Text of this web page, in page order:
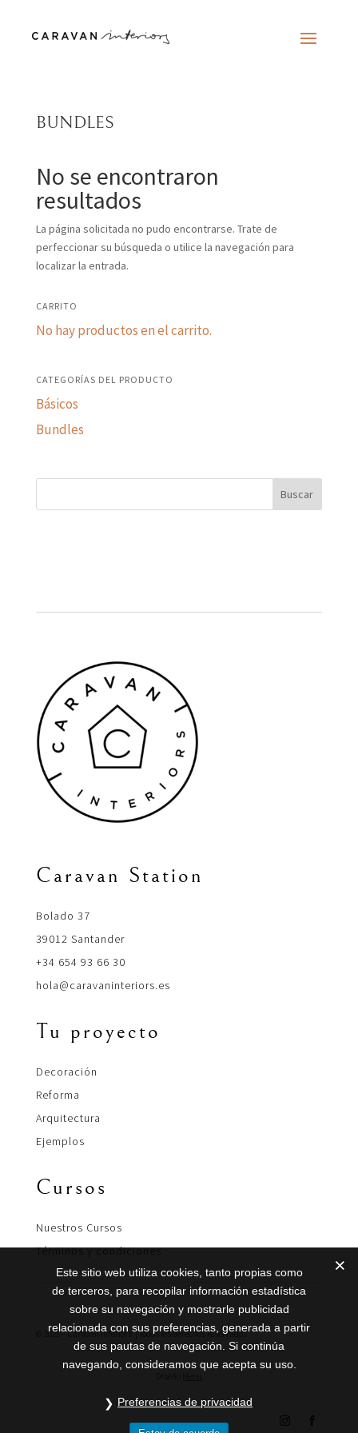
BUNDLES
No se encontraron
resultados
La página solicitada no pudo encontrarse. Trate de
perfeccionar su búsqueda o utilice la navegación para
localizar la entrada.
CARRITO
No hay productos en el carrito.
CATEGORÍAS DEL PRODUCTO
Básicos
Bundles
Caravan Station
Bolado 37
39012 Santander
+34 654 93 66 30
hola@caravaninteriors.es
Tu proyecto
Decoración
Reforma
Arquitectura
Ejemplos
Cursos
Nuestros Cursos
Términos y condiciones
© 2021 – Caravan Interiors | Todos los derechos reservados
Este sitio web utiliza cookies, tanto propias como
de terceros, para recopilar información estadística
sobre su navegación y mostrarle publicidad
relacionada con sus preferencias, generada a partir
de sus pautas de navegación. Si continúa
navegando, consideramos que acepta su uso.
Preferencias de privacidad